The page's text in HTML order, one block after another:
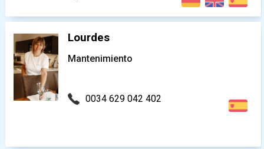
Lourdes
Mantenimiento
0034 629 042 402